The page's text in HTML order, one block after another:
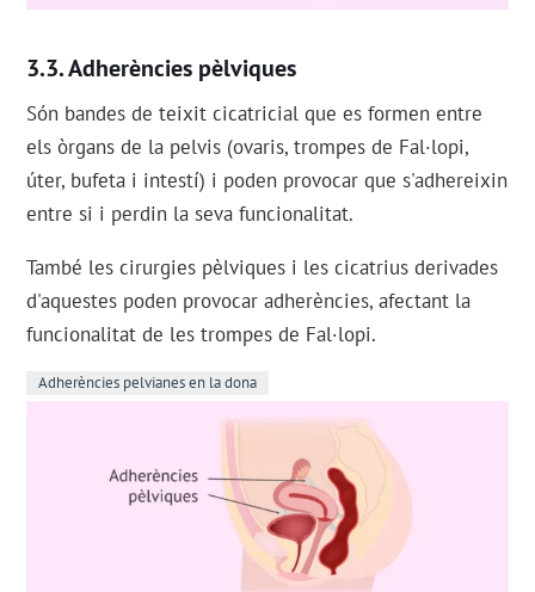
Adherències pèlviques
Són bandes de teixit cicatricial que es formen entre
els òrgans de la pelvis (ovaris, trompes de Fal·lopi,
úter, bufeta i intestí) i poden provocar que s'adhereixin
entre si i perdin la seva funcionalitat.
També les cirurgies pèlviques i les cicatrius derivades
d'aquestes poden provocar adherències, afectant la
funcionalitat de les trompes de Fal·lopi.
Adherències pelvianes en la dona